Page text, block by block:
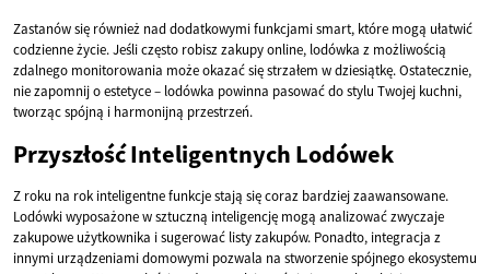
Zastanów się również nad dodatkowymi funkcjami smart, które mogą ułatwić
codzienne życie. Jeśli często robisz zakupy online, lodówka z możliwością
zdalnego monitorowania może okazać się strzałem w dziesiątkę. Ostatecznie,
nie zapomnij o estetyce – lodówka powinna pasować do stylu Twojej kuchni,
tworząc spójną i harmonijną przestrzeń.
Przyszłość Inteligentnych Lodówek
Z roku na rok inteligentne funkcje stają się coraz bardziej zaawansowane.
Lodówki wyposażone w sztuczną inteligencję mogą analizować zwyczaje
zakupowe użytkownika i sugerować listy zakupów. Ponadto, integracja z
innymi urządzeniami domowymi pozwala na stworzenie spójnego ekosystemu